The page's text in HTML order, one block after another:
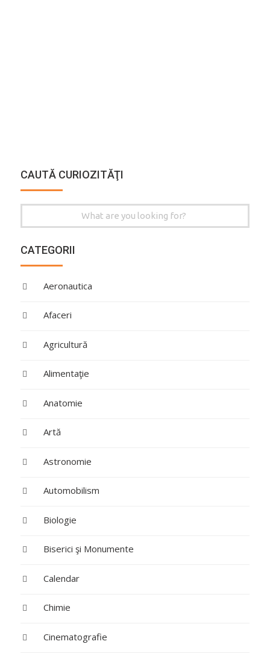
CAUTĂ CURIOZITĂŢI
for:
CATEGORII
Aeronautica
Afaceri
Agricultură
Alimentaţie
Anatomie
Artă
Astronomie
Automobilism
Biologie
Biserici şi Monumente
Calendar
Chimie
Cinematografie